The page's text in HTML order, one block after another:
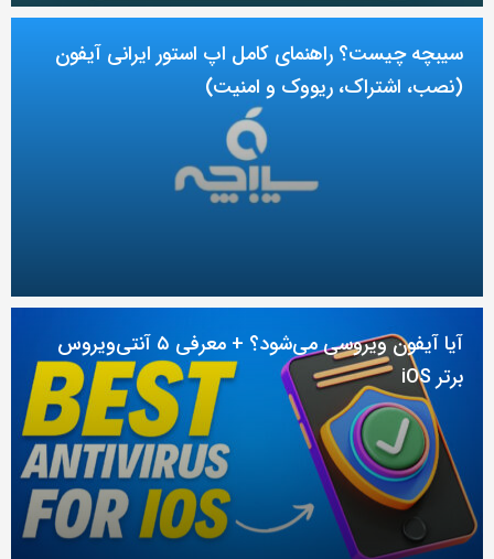
سیبچه چیست؟ راهنمای کامل اپ استور ایرانی آیفون
(نصب، اشتراک، ریووک و امنیت)
آیا آیفون ویروسی می‌شود؟ + معرفی ۵ آنتی‌ویروس
برتر iOS